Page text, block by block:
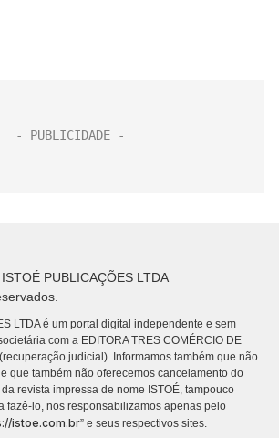
PUBLICAÇÕES LTDA
LTDA é um portal digital independente e sem
com a EDITORA TRES COMÉRCIO DE
judicial). Informamos também que não
que também não oferecemos cancelamento do
revista impressa de nome ISTOÉ, tampouco
fazê-lo, nos responsabilizamos apenas pelo
istoe.com.br” e seus respectivos sites.